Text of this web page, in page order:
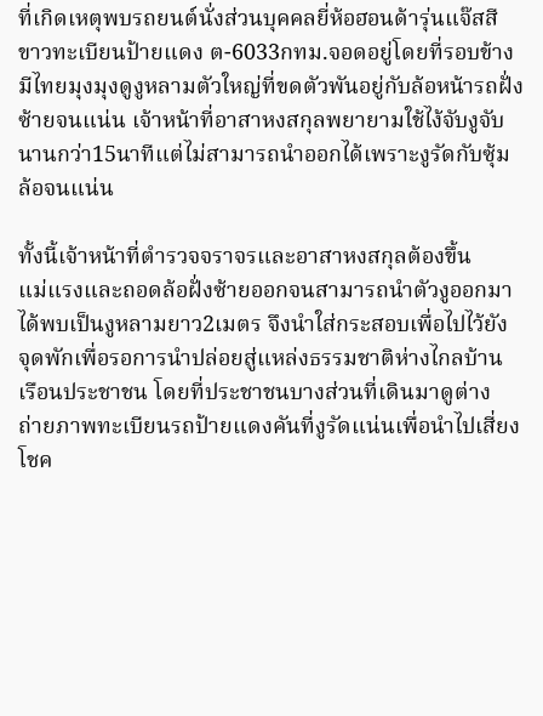
ที่เกิดเหตุพบรถยนต์นั่งส่วนบุคคลยี่ห้อฮอนด้ารุ่นแจ๊สสี
ขาวทะเบียนป้ายแดง ต-6033กทม.จอดอยู่โดยที่รอบข้าง
มีไทยมุงมุงดูงูหลามตัวใหญ่ที่ขดตัวพันอยู่กับล้อหน้ารถฝั่ง
ซ้ายจนแน่น เจ้าหน้าที่อาสาหงสกุลพยายามใช้ไง้จับงูจับ
นานกว่า15นาทีแต่ไม่สามารถนำออกได้เพราะงูรัดกับซุ้ม
ล้อจนแน่น
ทั้งนี้เจ้าหน้าที่ตำรวจจราจรและอาสาหงสกุลต้องขึ้น
แม่แรงและถอดล้อฝั่งซ้ายออกจนสามารถนำตัวงูออกมา
ได้พบเป็นงูหลามยาว2เมตร จึงนำใส่กระสอบเพื่อไปไว้ยัง
จุดพักเพื่อรอการนำปล่อยสู่แหล่งธรรมชาติห่างไกลบ้าน
เรือนประชาชน โดยที่ประชาชนบางส่วนที่เดินมาดูต่าง
ถ่ายภาพทะเบียนรถป้ายแดงคันที่งูรัดแน่นเพื่อนำไปเสี่ยง
โชค